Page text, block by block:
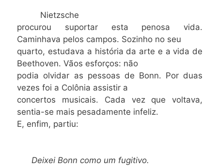
Nietzsche
procurou suportar esta penosa vida.
Caminhava pelos campos. Sozinho no seu
quarto, estudava a história da arte e a vida de
Beethoven. Vãos esforços: não
podia olvidar as pessoas de Bonn. Por duas
vezes foi a Colônia assistir a
concertos musicais. Cada vez que voltava,
sentia-se mais pesadamente infeliz.
E, enfim, partiu:
Deixei Bonn como um fugitivo.